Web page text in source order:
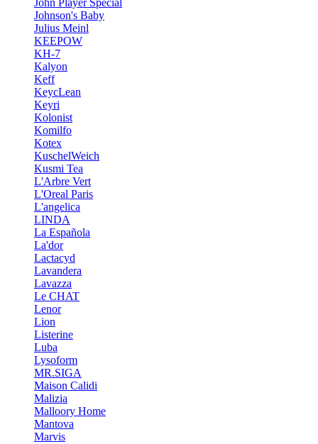
John Player Special
Johnson's Baby
Julius Meinl
KEEPOW
KH-7
Kalyon
Keff
KeycLean
Keyri
Kolonist
Komilfo
Kotex
KuschelWeich
Kusmi Tea
L'Arbre Vert
L'Oreal Paris
L'angelica
LINDA
La Española
La'dor
Lactacyd
Lavandera
Lavazza
Le CHAT
Lenor
Lion
Listerine
Luba
Lysoform
MR.SIGA
Maison Calidi
Malizia
Malloory Home
Mantova
Marvis